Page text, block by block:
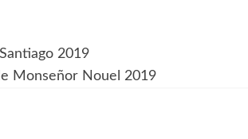
2019
Monseñor Nouel 2019